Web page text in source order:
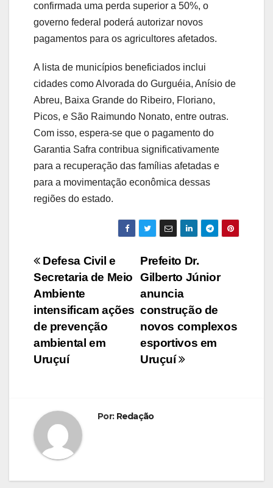
confirmada uma perda superior a 50%, o
governo federal poderá autorizar novos
pagamentos para os agricultores afetados.
A lista de municípios beneficiados inclui
cidades como Alvorada do Gurguéia, Anísio de
Abreu, Baixa Grande do Ribeiro, Floriano,
Picos, e São Raimundo Nonato, entre outras.
Com isso, espera-se que o pagamento do
Garantia Safra contribua significativamente
para a recuperação das famílias afetadas e
para a movimentação econômica dessas
regiões do estado.
Navegação
de
Post
Prefeito Dr.
Gilberto Júnior
anuncia
construção de
novos complexos
esportivos em
Uruçuí
Defesa Civil e
Secretaria de Meio
Ambiente
intensificam ações
de prevenção
ambiental em
Uruçuí
Por: Redação